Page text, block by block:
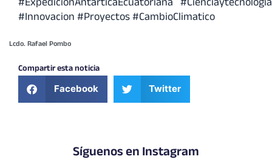
#Innovacion#Proyectos#CambioClimatico
Lcdo. Rafael Pombo
Compartir esta noticia
Facebook Twitter
Síguenos en Instagram